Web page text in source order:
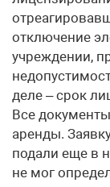
отключение
учреждении,
деле – срок
Все
аренды.
подали еще в
не мог